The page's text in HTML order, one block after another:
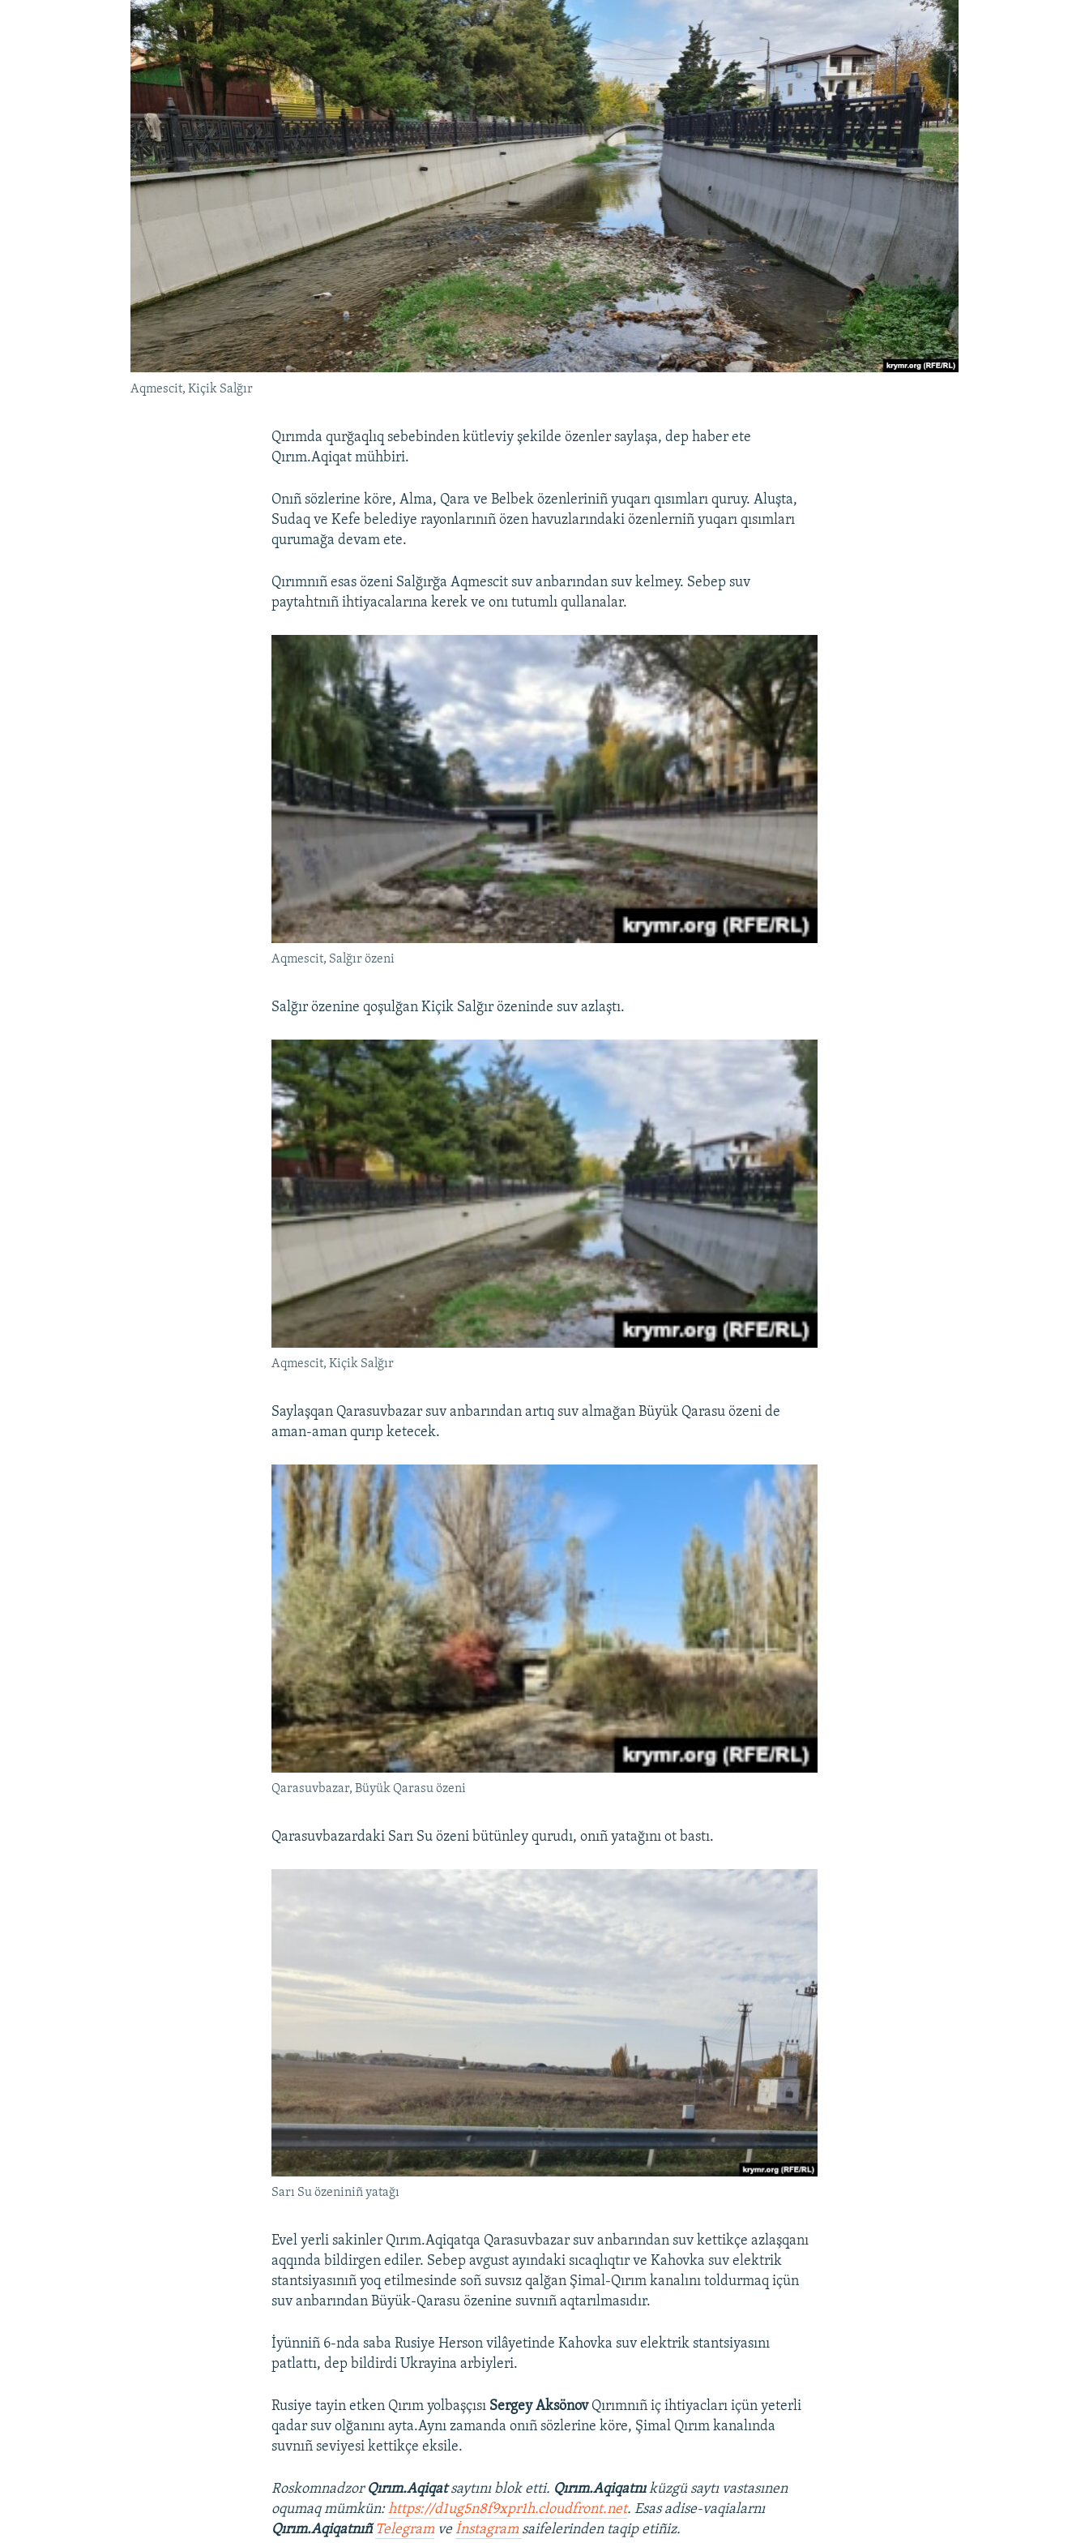
Aqmescit, Kiçik Salğır
Qırımda qurğaqlıq sebebinden kütleviy şekilde özenler saylaşa, dep haber ete
Qırım.Aqiqat mühbiri.
Onıñ sözlerine köre, Alma, Qara ve Belbek özenleriniñ yuqarı qısımları quruy. Aluşta,
Sudaq ve Kefe belediye rayonlarınıñ özen havuzlarındaki özenlerniñ yuqarı qısımları
qurumağa devam ete.
Qırımnıñ esas özeni Salğırğa Aqmescit suv anbarından suv kelmey. Sebep suv
paytahtnıñ ihtiyacalarına kerek ve onı tutumlı qullanalar.
Aqmescit, Salğır özeni
Salğır özenine qoşulğan Kiçik Salğır özeninde suv azlaştı.
Aqmescit, Kiçik Salğır
Saylaşqan Qarasuvbazar suv anbarından artıq suv almağan Büyük Qarasu özeni de
aman-aman qurıp ketecek.
Qarasuvbazar, Büyük Qarasu özeni
Qarasuvbazardaki Sarı Su özeni bütünley qurudı, onıñ yatağını ot bastı.
Sarı Su özeniniñ yatağı
Evel yerli sakinler Qırım.Aqiqatqa Qarasuvbazar suv anbarından suv kettikçe azlaşqanı
aqqında bildirgen ediler. Sebep avgust ayındaki sıcaqlıqtır ve Kahovka suv elektrik
stantsiyasınıñ yoq etilmesinde soñ suvsız qalğan Şimal-Qırım kanalını toldurmaq içün
suv anbarından Büyük-Qarasu özenine suvnıñ aqtarılmasıdır.
İyünniñ 6-nda saba Rusiye Herson vilâyetinde Kahovka suv elektrik stantsiyasını
patlattı, dep bildirdi Ukrayina arbiyleri.
Rusiye tayin etken Qırım yolbaşçısı Sergey AksönovQırımnıñ iç ihtiyacları içün yeterli
qadar suv olğanını ayta.Aynı zamanda onıñ sözlerine köre, Şimal Qırım kanalında
suvnıñ seviyesi kettikçe eksile.
Roskomnadzor Qırım.Aqiqatsaytını blok etti. Qırım.Aqiqatnıküzgü saytı vastasınen
oqumaq mümkün:https://d1ug5n8f9xpr1h.cloudfront.net. Esas adise-vaqialarnı
Qırım.AqiqatnıñTelegram veİnstagram saifelerinden taqip etiñiz.